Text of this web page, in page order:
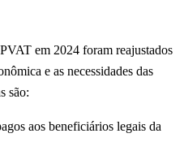
em 2024 foram reajustados
e as necessidades das
são:
aos beneficiários legais da